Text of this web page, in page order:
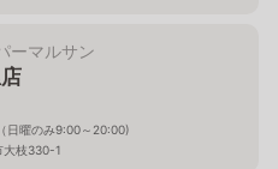
ーマルサン
日曜のみ9:00～20:00)
大枝330-1